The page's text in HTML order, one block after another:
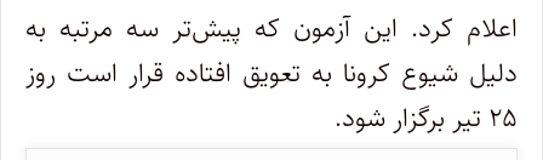
اعلام کرد. این آزمون که پیش‌تر سه مرتبه به
دلیل شیوع کرونا به تعویق افتاده قرار است روز
۲۵ تیر برگزار شود.